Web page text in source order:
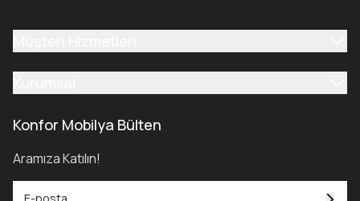
Konfor Mobilya Bülten
Aramıza Katılın!